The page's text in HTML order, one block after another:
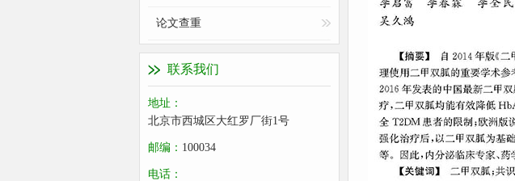
论文查重
联系我们
地址：
北京市西城区大红罗厂街1号
邮编： 100034
电话：